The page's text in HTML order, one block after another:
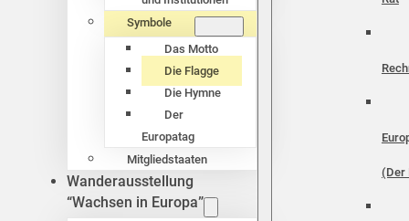
Symbole
Das Motto
Die Flagge
Die Hymne
Der
Europatag
Mitgliedstaaten
Wanderausstellung
“Wachsen in Europa”
(Der